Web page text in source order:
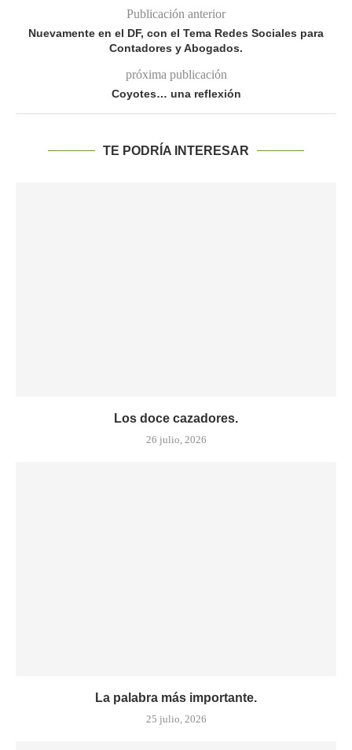
Publicación anterior
Nuevamente en el DF, con el Tema Redes Sociales para
Contadores y Abogados.
próxima publicación
Coyotes… una reflexión
TE PODRÍA INTERESAR
Los doce cazadores.
26 julio, 2026
La palabra más importante.
25 julio, 2026